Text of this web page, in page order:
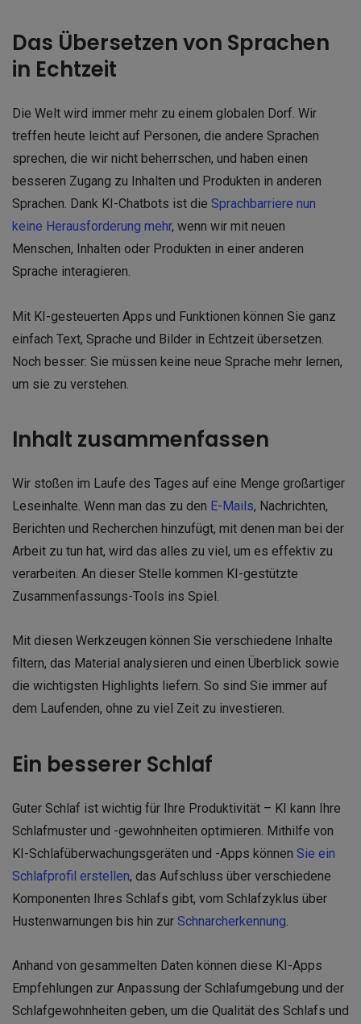
Das Übersetzen von Sprachen
in Echtzeit
Die Welt wird immer mehr zu einem globalen Dorf. Wir
treffen heute leicht auf Personen, die andere Sprachen
sprechen, die wir nicht beherrschen, und haben einen
besseren Zugang zu Inhalten und Produkten in anderen
Sprachen. Dank KI-Chatbots ist die Sprachbarriere nun
keine Herausforderung mehr, wenn wir mit neuen
Menschen, Inhalten oder Produkten in einer anderen
Sprache interagieren.
Mit KI-gesteuerten Apps und Funktionen können Sie ganz
einfach Text, Sprache und Bilder in Echtzeit übersetzen.
Noch besser: Sie müssen keine neue Sprache mehr lernen,
um sie zu verstehen.
Inhalt zusammenfassen
Wir stoßen im Laufe des Tages auf eine Menge großartiger
Leseinhalte. Wenn man das zu den E-Mails, Nachrichten,
Berichten und Recherchen hinzufügt, mit denen man bei der
Arbeit zu tun hat, wird das alles zu viel, um es effektiv zu
verarbeiten. An dieser Stelle kommen KI-gestützte
Zusammenfassungs-Tools ins Spiel.
Mit diesen Werkzeugen können Sie verschiedene Inhalte
filtern, das Material analysieren und einen Überblick sowie
die wichtigsten Highlights liefern. So sind Sie immer auf
dem Laufenden, ohne zu viel Zeit zu investieren.
Ein besserer Schlaf
Guter Schlaf ist wichtig für Ihre Produktivität – KI kann Ihre
Schlafmuster und -gewohnheiten optimieren. Mithilfe von
KI-Schlafüberwachungsgeräten und -Apps können Sie ein
Schlafprofil erstellen, das Aufschluss über verschiedene
Komponenten Ihres Schlafs gibt, vom Schlafzyklus über
Hustenwarnungen bis hin zur Schnarcherkennung
Anhand von gesammelten Daten können diese KI-Apps
Empfehlungen zur Anpassung der Schlafumgebung und der
Schlafgewohnheiten geben, um die Qualität des Schlafs und